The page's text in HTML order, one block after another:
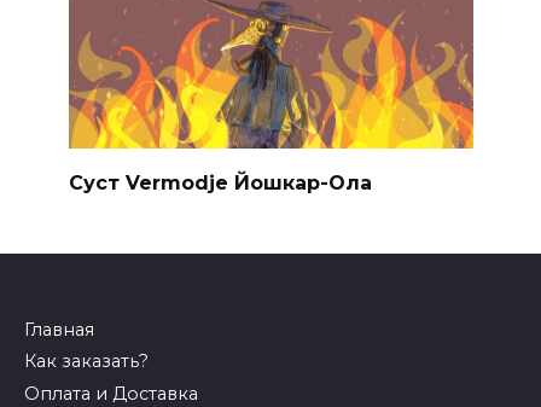
Суст Vermodje Йошкар-Ола
Главная
Как заказать?
Оплата и Доставка